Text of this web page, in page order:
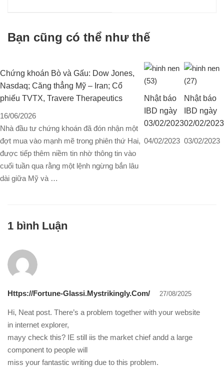
upsize lên tới 47%
Bạn cũng có thể như thế
Chứng khoán Bò và Gấu: Dow Jones,
Nasdaq; Căng thẳng Mỹ – Iran; Cổ
phiếu TVTX, Travere Therapeutics
16/06/2026
Nhà đầu tư chứng khoán đã đón nhận một
đợt mua vào mạnh mẽ trong phiên thứ Hai,
được tiếp thêm niềm tin nhờ thông tin vào
cuối tuần qua rằng một lệnh ngừng bắn lâu
dài giữa Mỹ và …
Nhật báo
IBD ngày
03/02/2023
04/02/2023
Nhật báo
IBD ngày
02/02/2023
03/02/2023
1 bình Luận
Https://fortune-Glassi.mystrikingly.com/ 27/08/2025
Hi, Neat post. There’s a problem together with your website
in internet explorer,
mayy check this? IE still iis the market chief andd a large
component to people will
miss your fantastic writing due to this problem.